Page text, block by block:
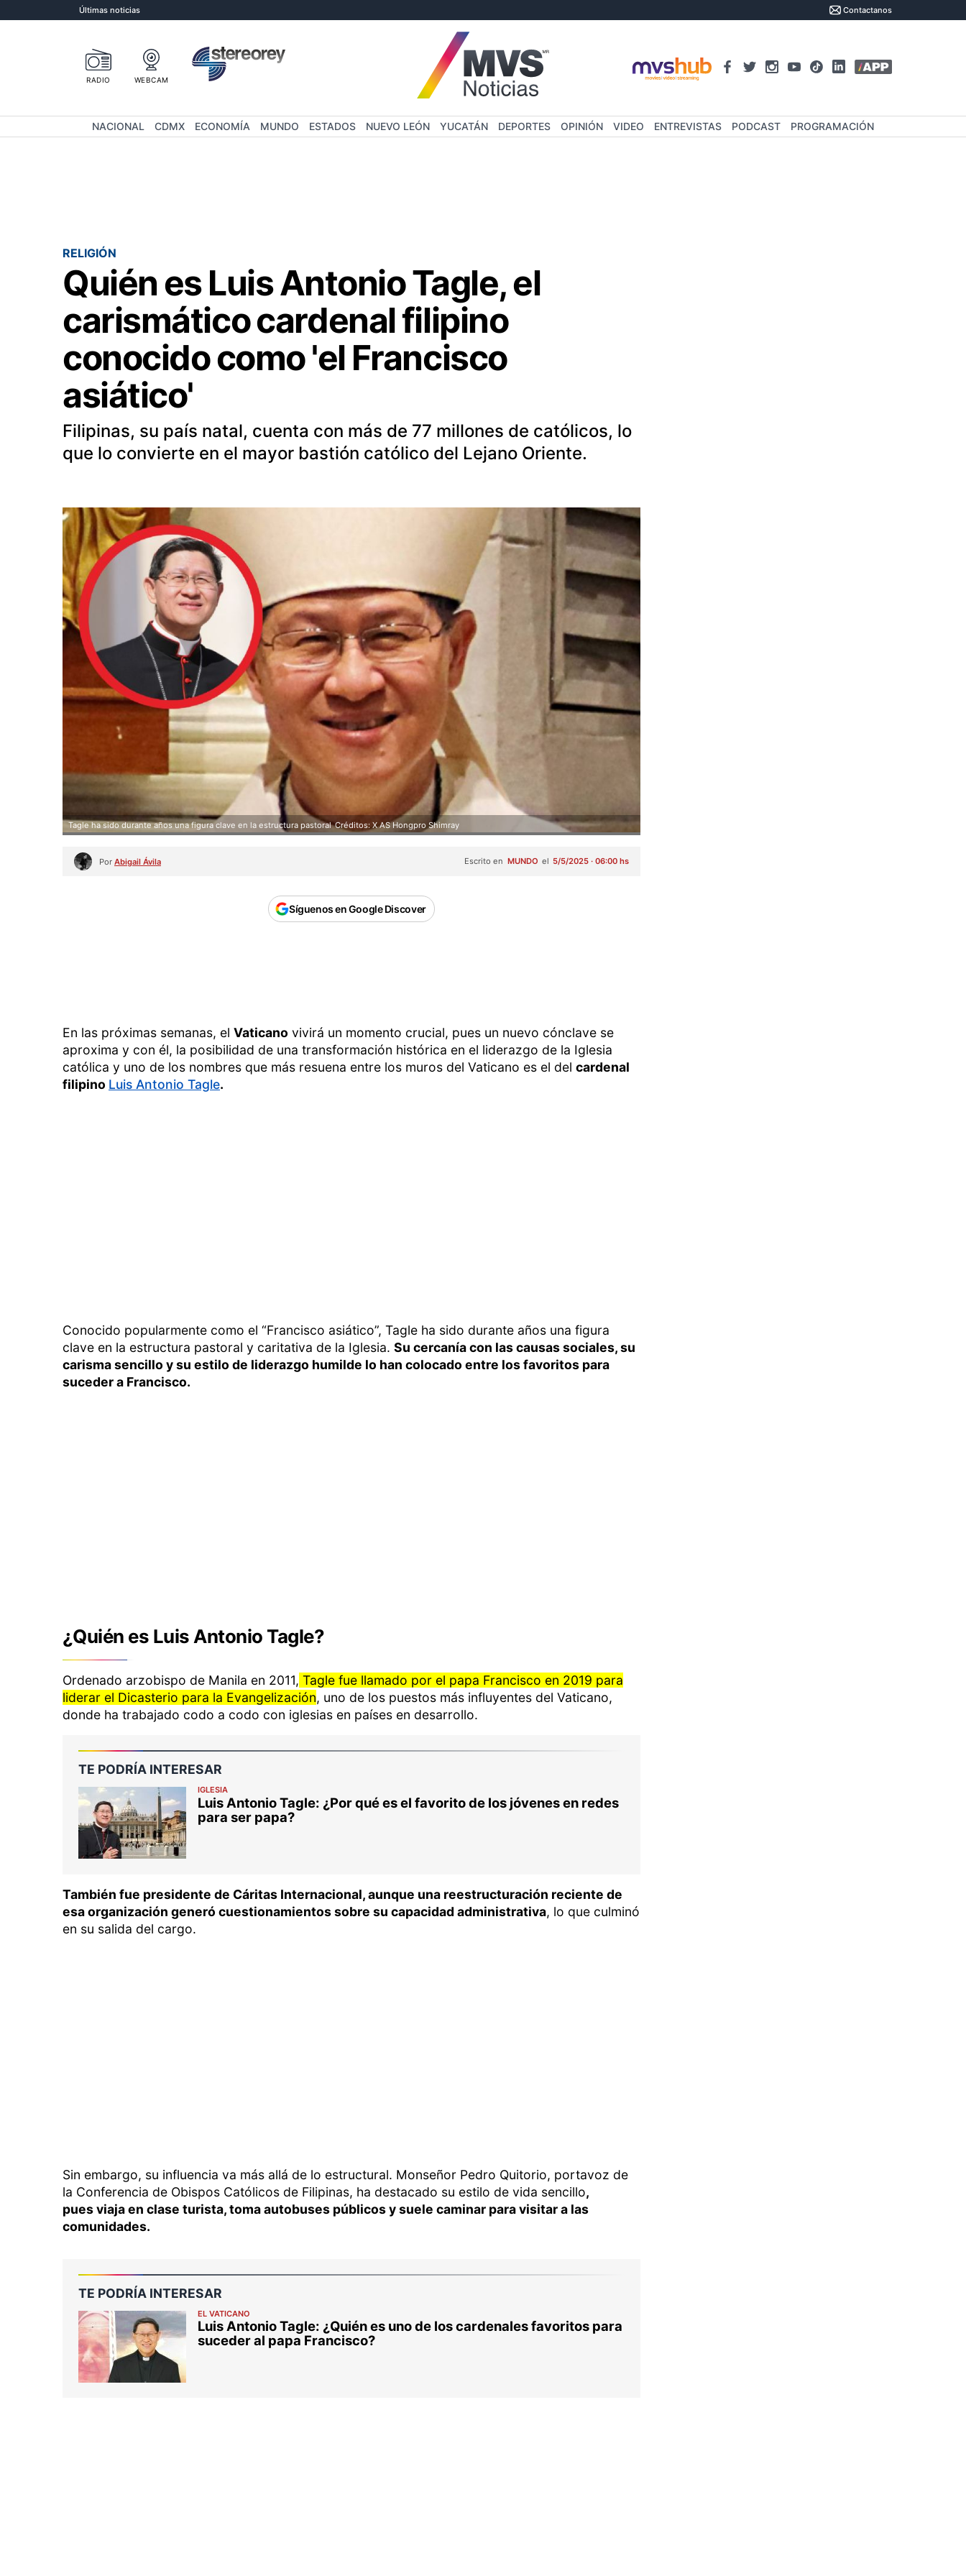
Últimas noticias Contactanos
RADIO WEBCAM
NACIONAL CDMX ECONOMÍA MUNDO ESTADOS NUEVO LEÓN YUCATÁN DEPORTES OPINIÓN VIDEO ENTREVISTAS PODCAST PROGRAMACIÓN
RELIGIÓN
Quién es Luis Antonio Tagle, el
carismático cardenal filipino
conocido como 'el Francisco
asiático'
Filipinas, su país natal, cuenta con más de 77 millones de católicos, lo
que lo convierte en el mayor bastión católico del Lejano Oriente.
Tagle ha sido durante años una figura clave en la estructura pastoral Créditos: X AS Hongpro Shimray
Por Abigail Ávila Escrito en MUNDO el 5/5/2025 · 06:00 hs
Síguenos en Google Discover
En las próximas semanas, el Vaticano vivirá un momento crucial, pues un nuevo cónclave se
aproxima y con él, la posibilidad de una transformación histórica en el liderazgo de la Iglesia
católica y uno de los nombres que más resuena entre los muros del Vaticano es el del cardenal
filipino Luis Antonio Tagle.
Conocido popularmente como el “Francisco asiático”, Tagle ha sido durante años una figura
clave en la estructura pastoral y caritativa de la Iglesia. Su cercanía con las causas sociales, su
carisma sencillo y su estilo de liderazgo humilde lo han colocado entre los favoritos para
suceder a Francisco.
¿Quién es Luis Antonio Tagle?
Ordenado arzobispo de Manila en 2011, Tagle fue llamado por el papa Francisco en 2019 para
liderar el Dicasterio para la Evangelización, uno de los puestos más influyentes del Vaticano,
donde ha trabajado codo a codo con iglesias en países en desarrollo.
TE PODRÍA INTERESAR
IGLESIA
Luis Antonio Tagle: ¿Por qué es el favorito de los jóvenes en redes
para ser papa?
También fue presidente de Cáritas Internacional, aunque una reestructuración reciente de
esa organización generó cuestionamientos sobre su capacidad administrativa, lo que culminó
en su salida del cargo.
Sin embargo, su influencia va más allá de lo estructural. Monseñor Pedro Quitorio, portavoz de
la Conferencia de Obispos Católicos de Filipinas, ha destacado su estilo de vida sencillo,
pues viaja en clase turista, toma autobuses públicos y suele caminar para visitar a las
comunidades.
TE PODRÍA INTERESAR
EL VATICANO
Luis Antonio Tagle: ¿Quién es uno de los cardenales favoritos para
suceder al papa Francisco?